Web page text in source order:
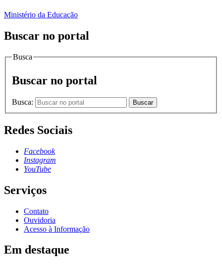
Ministério da Educação
Buscar no portal
Busca
Buscar no portal
Busca: Buscar
Redes Sociais
Facebook
Instagram
YouTube
Serviços
Contato
Ouvidoria
Acesso à Informação
Em destaque